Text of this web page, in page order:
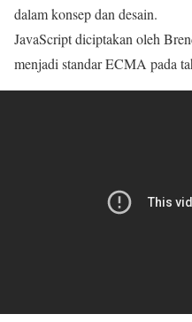
dalam konsep dan desain.
JavaScript diciptakan oleh
menjadi standar ECMA pada